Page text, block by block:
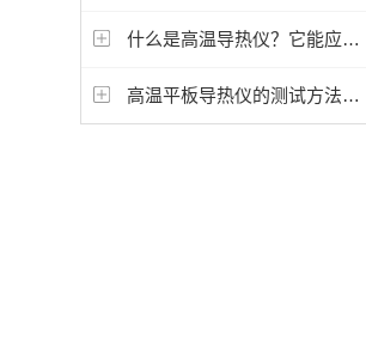
什么是高温导热仪？它能应用在哪些领域中？
高温平板导热仪的测试方法一般分为两种